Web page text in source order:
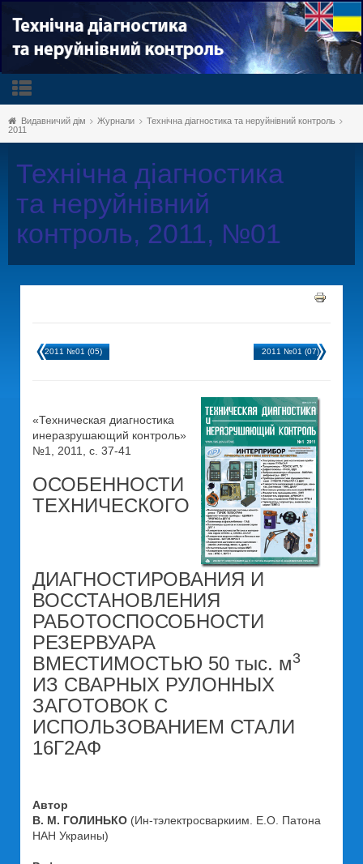
Видавничий дім Журнали
Технічна діагностика та неруйнівний контроль
2011
Технічна діагностика
та неруйнівний
контроль, 2011, №01
2011 №01 (05) 2011 №01 (07)
«Техническая диагностика
инеразрушающий контроль»
№1, 2011, с. 37-41
ОСОБЕННОСТИ
ТЕХНИЧЕСКОГО
ДИАГНОСТИРОВАНИЯ И
ВОССТАНОВЛЕНИЯ
РАБОТОСПОСОБНОСТИ
РЕЗЕРВУАРА
ВМЕСТИМОСТЬЮ 50 тыс. м3
ИЗ СВАРНЫХ РУЛОННЫХ
ЗАГОТОВОК С
ИСПОЛЬЗОВАНИЕМ СТАЛИ
16Г2АФ
Автор
В. М. ГОЛИНЬКО (Ин-тэлектросваркиим. Е.О. Патона
НАН Украины)